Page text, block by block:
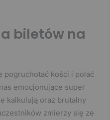
biletów na
pogruchotać kości i polać
emocjonujące super
kalkulują oraz brutalny
zmierzy się ze